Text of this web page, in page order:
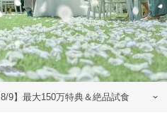
9】最大150万特典＆絶品試食